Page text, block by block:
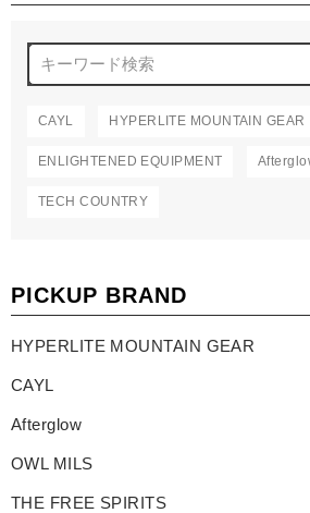
CAYL HYPERLITE MOUNTAIN GEAR
ENLIGHTENED EQUIPMENT
TECH COUNTRY
PICKUP BRAND
HYPERLITE MOUNTAIN GEAR
CAYL
Afterglow
OWL MILS
THE FREE SPIRITS